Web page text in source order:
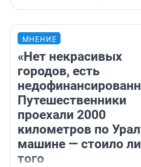
МНЕНИЕ
«Нет некрасивых
городов, есть
Путешественники
проехали 2000
километров по
машине — стоило ли
того